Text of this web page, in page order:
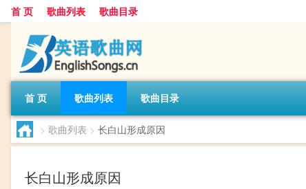
首 页 歌曲列表 歌曲目录
首 页 歌曲列表 歌曲目录
> 歌曲列表 > 长白山形成原因
长白山形成原因